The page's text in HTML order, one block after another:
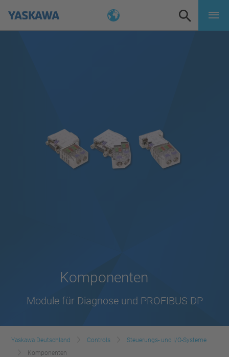
Komponenten
Module für Diagnose und PROFIBUS DP
Yaskawa Deutschland Controls
Steuerungs- und I/O-Systeme
Komponenten